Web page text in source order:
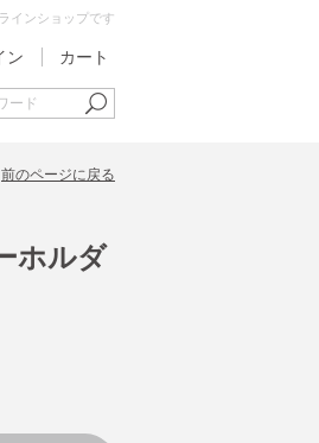
インショップです
ン カート
前のページに戻る
ホルダ